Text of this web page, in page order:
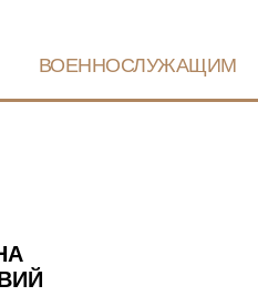
ВОЕННОСЛУЖАЩИМ